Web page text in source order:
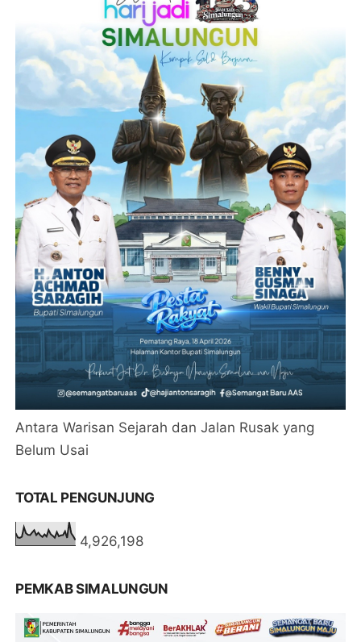
Antara Warisan Sejarah dan Jalan Rusak yang
Belum Usai
TOTAL PENGUNJUNG
4,926,198
PEMKAB SIMALUNGUN